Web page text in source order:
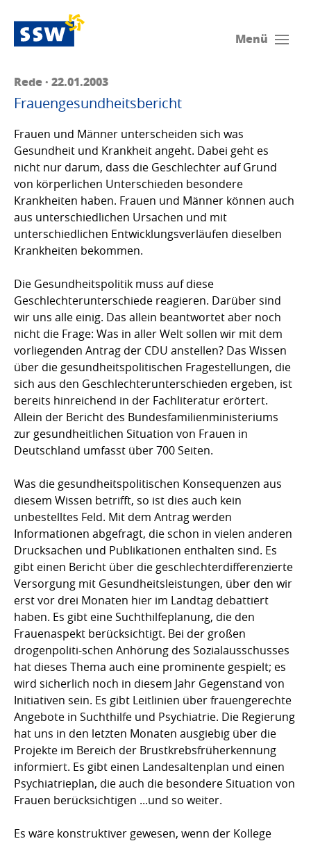
Menü
Rede · 22.01.2003
Frauengesundheitsbericht
Frauen und Männer unterscheiden sich was
Gesundheit und Krankheit angeht. Dabei geht es
nicht nur darum, dass die Geschlechter auf Grund
von körperlichen Unterschieden besondere
Krankheiten haben. Frauen und Männer können auch
aus unterschiedlichen Ursachen und mit
unterschiedlichen Entwicklungsverläufen dieselben
Krankheiten bekommen.
Die Gesundheitspolitik muss auf diese
Geschlechterunterschiede reagieren. Darüber sind
wir uns alle einig. Das allein beantwortet aber noch
nicht die Frage: Was in aller Welt sollen wir mit dem
vorliegenden Antrag der CDU anstellen? Das Wissen
über die gesundheitspolitischen Fragestellungen, die
sich aus den Geschlechterunterschieden ergeben, ist
bereits hinreichend in der Fachliteratur erörtert.
Allein der Bericht des Bundesfamilienministeriums
zur gesundheitlichen Situation von Frauen in
Deutschland umfasst über 700 Seiten.
Was die gesundheitspolitischen Konsequenzen aus
diesem Wissen betrifft, so ist dies auch kein
unbestelltes Feld. Mit dem Antrag werden
Informationen abgefragt, die schon in vielen anderen
Drucksachen und Publikationen enthalten sind. Es
gibt einen Bericht über die geschlechterdifferenzierte
Versorgung mit Gesundheitsleistungen, über den wir
erst vor drei Monaten hier im Landtag debattiert
haben. Es gibt eine Suchthilfeplanung, die den
Frauenaspekt berücksichtigt. Bei der großen
drogenpoliti-schen Anhörung des Sozialausschusses
hat dieses Thema auch eine prominente gespielt; es
wird sicherlich noch in diesem Jahr Gegenstand von
Initiativen sein. Es gibt Leitlinien über frauengerechte
Angebote in Suchthilfe und Psychiatrie. Die Regierung
hat uns in den letzten Monaten ausgiebig über die
Projekte im Bereich der Brustkrebsfrüherkennung
informiert. Es gibt einen Landesaltenplan und einen
Psychiatrieplan, die auch die besondere Situation von
Frauen berücksichtigen ...und so weiter.
Es wäre konstruktiver gewesen, wenn der Kollege